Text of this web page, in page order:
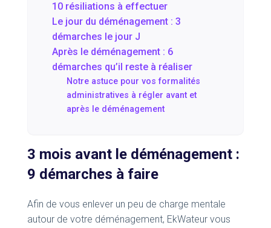
10 résiliations à effectuer
Le jour du déménagement : 3
démarches le jour J
Après le déménagement : 6
démarches qu’il reste à réaliser
Notre astuce pour vos formalités
administratives à régler avant et
après le déménagement
3 mois avant le déménagement :
9 démarches à faire
Afin de vous enlever un peu de charge mentale
autour de votre déménagement, EkWateur vous